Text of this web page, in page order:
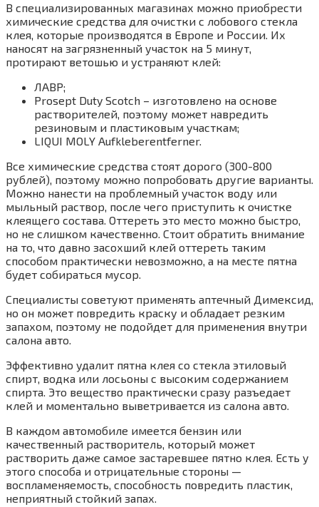
В специализированных магазинах можно приобрести
химические средства для очистки с лобового стекла
клея, которые производятся в Европе и России. Их
наносят на загрязненный участок на 5 минут,
протирают ветошью и устраняют клей:
ЛАВР;
Prosept Duty Scotch – изготовлено на основе
растворителей, поэтому может навредить
резиновым и пластиковым участкам;
LIQUI MOLY Aufkleberentferner.
Все химические средства стоят дорого (300-800
рублей), поэтому можно попробовать другие варианты.
Можно нанести на проблемный участок воду или
мыльный раствор, после чего приступить к очистке
клеящего состава. Оттереть это место можно быстро,
но не слишком качественно. Стоит обратить внимание
на то, что давно засохший клей оттереть таким
способом практически невозможно, а на месте пятна
будет собираться мусор.
Специалисты советуют применять аптечный Димексид,
но он может повредить краску и обладает резким
запахом, поэтому не подойдет для применения внутри
салона авто.
Эффективно удалит пятна клея со стекла этиловый
спирт, водка или лосьоны с высоким содержанием
спирта. Это вещество практически сразу разъедает
клей и моментально выветривается из салона авто.
В каждом автомобиле имеется бензин или
качественный растворитель, который может
растворить даже самое застаревшее пятно клея. Есть у
этого способа и отрицательные стороны —
воспламеняемость, способность повредить пластик,
неприятный стойкий запах.